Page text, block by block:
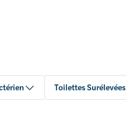
Toilettes Surélevées